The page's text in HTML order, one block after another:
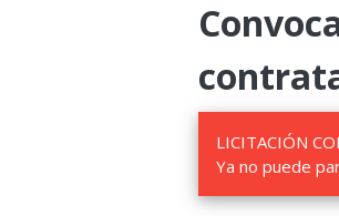
LICITACIÓN
Ya no puede